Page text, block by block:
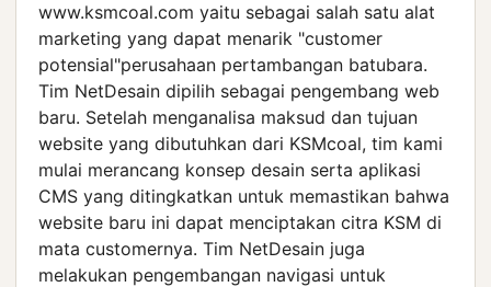
www.ksmcoal.com yaitu sebagai salah satu alat
marketing yang dapat menarik "customer
potensial"perusahaan pertambangan batubara.
Tim NetDesain dipilih sebagai pengembang web
baru. Setelah menganalisa maksud dan tujuan
website yang dibutuhkan dari KSMcoal, tim kami
mulai merancang konsep desain serta aplikasi
CMS yang ditingkatkan untuk memastikan bahwa
website baru ini dapat menciptakan citra KSM di
mata customernya. Tim NetDesain juga
melakukan pengembangan navigasi untuk